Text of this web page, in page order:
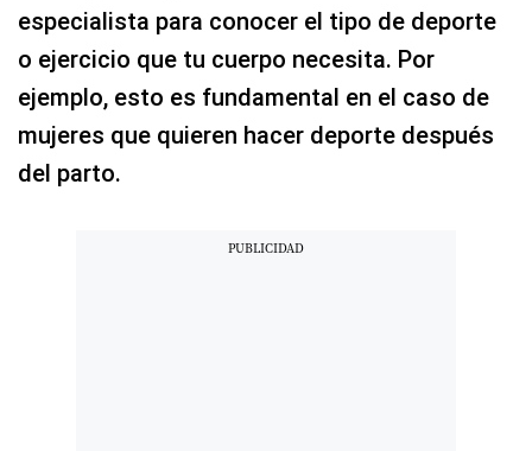
especialista para conocer el tipo de deporte
o ejercicio que tu cuerpo necesita. Por
ejemplo, esto es fundamental en el caso de
mujeres que quieren hacer deporte después
del parto.